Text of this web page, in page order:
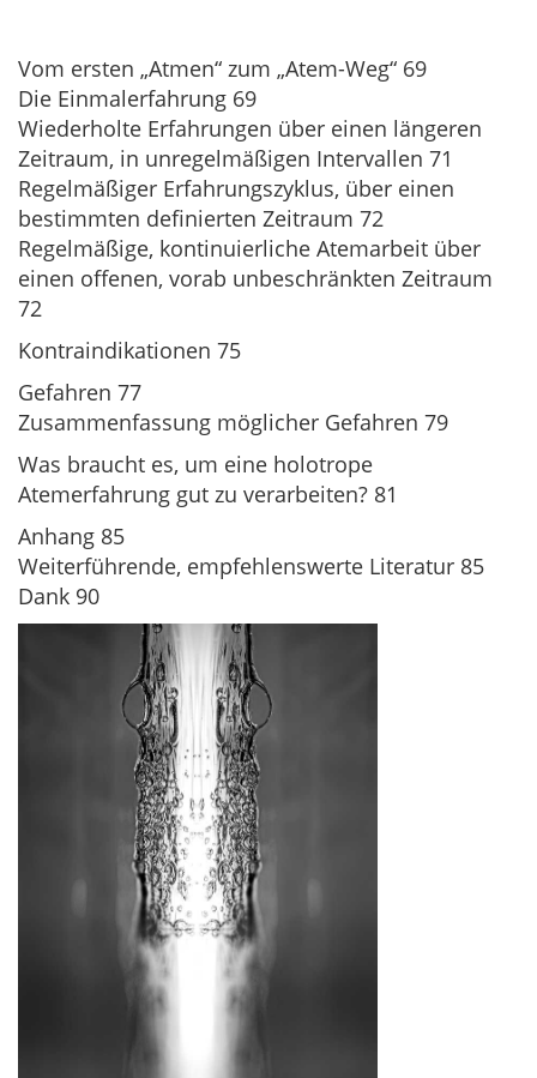
Vom ersten „Atmen“ zum „Atem-Weg“ 69
Die Einmalerfahrung 69
Wiederholte Erfahrungen über einen längeren
Zeitraum, in unregelmäßigen Intervallen 71
Regelmäßiger Erfahrungszyklus, über einen
bestimmten definierten Zeitraum 72
Regelmäßige, kontinuierliche Atemarbeit über
einen offenen, vorab unbeschränkten Zeitraum
72
Kontraindikationen 75
Gefahren 77
Zusammenfassung möglicher Gefahren 79
Was braucht es, um eine holotrope
Atemerfahrung gut zu verarbeiten? 81
Anhang 85
Weiterführende, empfehlenswerte Literatur 85
Dank 90